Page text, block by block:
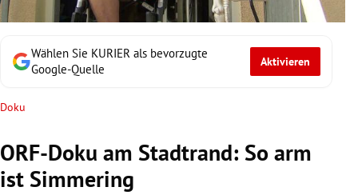
Untermenü
Untermenü
Untermenü
Untermenü
Wählen Sie KURIER als bevorzugte
Google-Quelle
Aktivieren
Doku
ORF-Doku am Stadtrand: So arm
ist Simmering